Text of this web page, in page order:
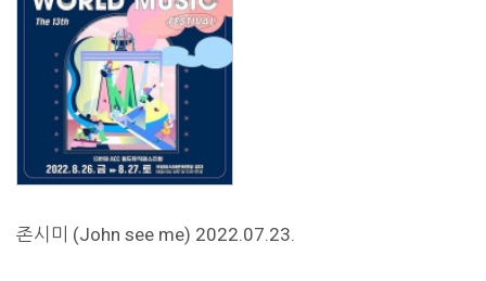
존시미 (John see me) 2022.07.23.